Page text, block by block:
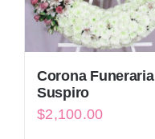
Corona Funeraria
Suspiro
$2,100.00